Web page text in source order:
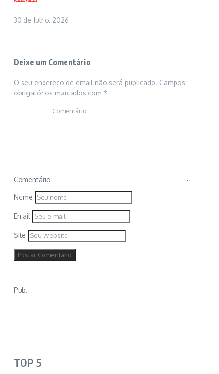
30 de Julho, 2026
Deixe um Comentário
O seu endereço de email não será publicado. Campos
obrigatórios marcados com *
Comentário
Nome
Email
Site
Pub.
TOP 5